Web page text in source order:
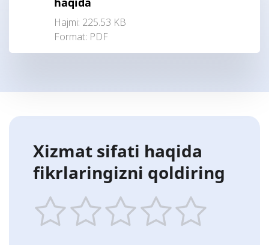
Hajmi: 225.53 KB
Format: PDF
Xizmat sifati haqida
fikrlaringizni qoldiring